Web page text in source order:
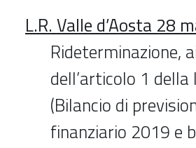
L.R. Valle d’Aosta 28
Rideterminazione,
dell’articolo 1
(Bilancio di
finanziario 2019 e